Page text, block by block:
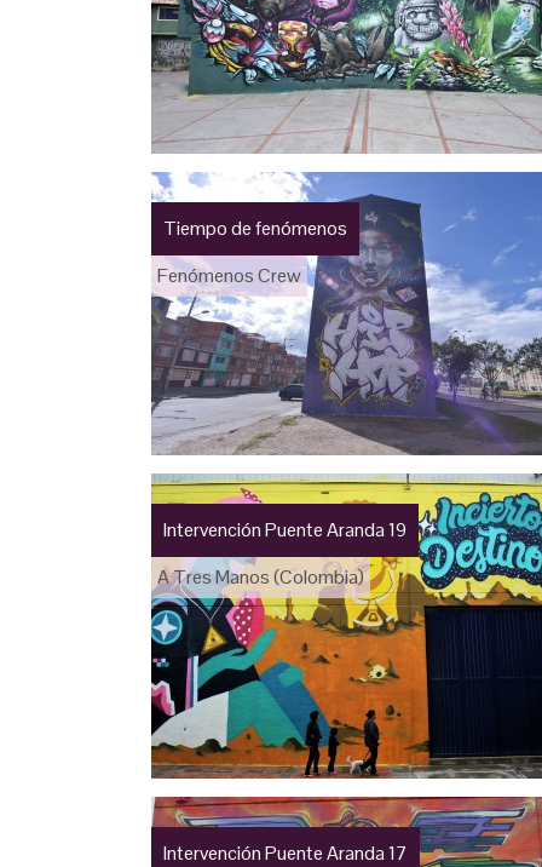
Tiempo de fenómenos
Fenómenos Crew
Intervención Puente Aranda 19
A Tres Manos (Colombia)
Intervención Puente Aranda 17